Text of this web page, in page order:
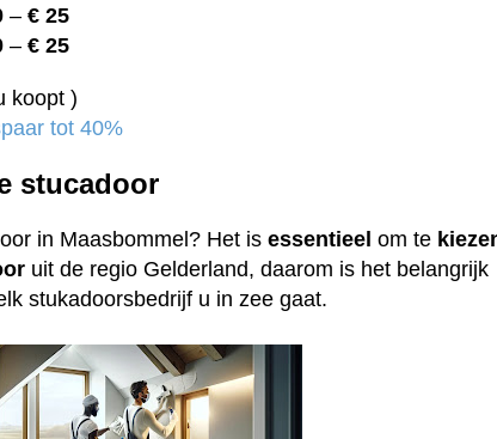
–€ 25
–€ 25
koopt )
tot 40%
stucadoor
in Maasbommel? Het isessentieel om te
uit de regio Gelderland, daarom is het belangrijk
stukadoorsbedrijf u in zee gaat.